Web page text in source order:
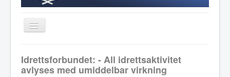
Toggle
Navigation
Alpint
Idrettsforbundet: - All idrettsaktivitet
avlyses med umiddelbar virkning